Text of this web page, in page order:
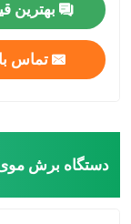
بهترین
تماس
دستگاه برش